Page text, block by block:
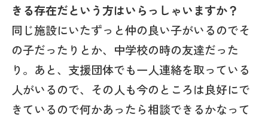
きる存在だという方はいらっしゃいますか？
同じ施設にいたずっと仲の良い子がいるのでそ
の子だったりとか、中学校の時の友達だった
り。あと、支援団体でも一人連絡を取っている
人がいるので、その人も今のところは良好にで
きているので何かあったら相談できるかなって